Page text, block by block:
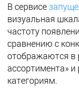
В сервисе
визуальная
частоту
сравнению с
отображаются в
ассортимента»
категориям.